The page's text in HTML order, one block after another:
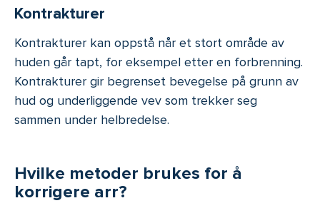
Kontrakturer
Kontrakturer kan oppstå når et stort område av
huden går tapt, for eksempel etter en forbrenning.
Kontrakturer gir begrenset bevegelse på grunn av
hud og underliggende vev som trekker seg
sammen under helbredelse.
Hvilke metoder brukes for å
korrigere arr?